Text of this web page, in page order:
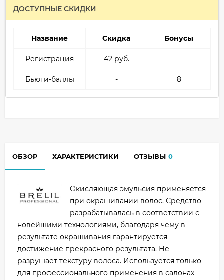
ДОСТУПНЫЕ СКИДКИ
Название Скидка Бонусы
Регистрация 42 руб.
Бьюти-баллы - 8
ОБЗОР ХАРАКТЕРИСТИКИ ОТЗЫВЫ 0
Окисляющая эмульсия применяется
при окрашивании волос. Средство
разрабатывалась в соответствии с
новейшими технологиями, благодаря чему в
результате окрашивания гарантируется
достижение прекрасного результата. Не
разрушает текстуру волоса. Используется только
для профессионального применения в салонах